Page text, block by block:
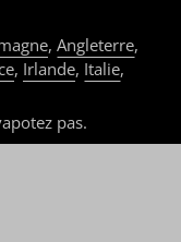
,Angleterre,
, Irlande, Italie,
pas.